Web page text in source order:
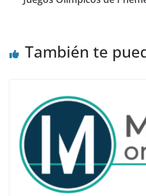
También te